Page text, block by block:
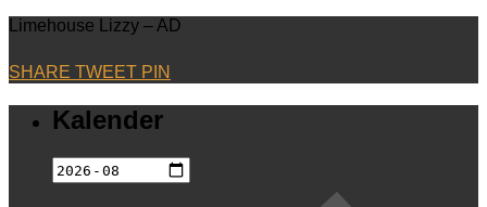
Limehouse Lizzy – AD
SHARE TWEET PIN
Kalender